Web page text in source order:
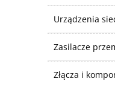
Urządzenia
Zasilacze
Złącza i